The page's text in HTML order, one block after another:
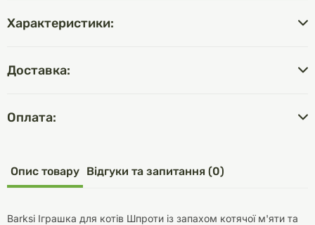
Характеристики:
Доставка:
Оплата:
Опис товару Відгуки та запитання (0)
Barksi Іграшка для котів Шпроти із запахом котячої м'яти та